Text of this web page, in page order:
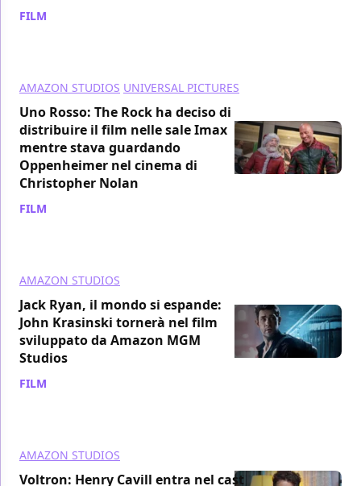
FILM
AMAZON STUDIOS UNIVERSAL PICTURES
Uno Rosso: The Rock ha deciso di
distribuire il film nelle sale Imax
mentre stava guardando
Oppenheimer nel cinema di
Christopher Nolan
FILM
AMAZON STUDIOS
Jack Ryan, il mondo si espande:
John Krasinski tornerà nel film
sviluppato da Amazon MGM
Studios
FILM
AMAZON STUDIOS
Voltron: Henry Cavill entra nel cast